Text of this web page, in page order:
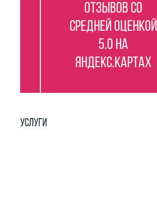
УСЛУГИ
отзывов со
средней оценкой
5.0 на
Яндекс.Картах